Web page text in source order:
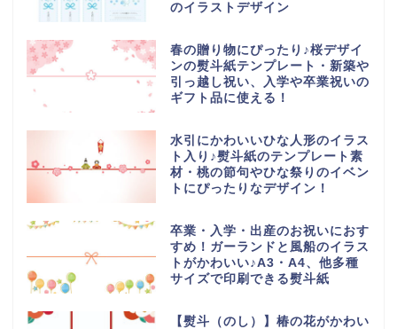
のイラストデザイン
春の贈り物にぴったり♪桜デザイ
ンの熨斗紙テンプレート・新築や
引っ越し祝い、入学や卒業祝いの
ギフト品に使える！
水引にかわいいひな人形のイラス
ト入り♪熨斗紙のテンプレート素
材・桃の節句やひな祭りのイベン
トにぴったりなデザイン！
卒業・入学・出産のお祝いにおす
すめ！ガーランドと風船のイラス
トがかわいい♪A3・A4、他多種
サイズで印刷できる熨斗紙
【熨斗（のし）】椿の花がかわい